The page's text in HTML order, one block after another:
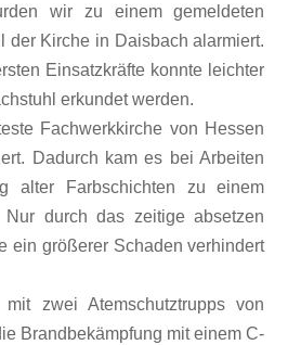
wir zu einem gemeldeten
der Kirche in Daisbach alarmiert.
Einsatzkräfte konnte leichter
erkundet werden.
Fachwerkkirche von Hessen
Dadurch kam es bei Arbeiten
alter Farbschichten zu einem
Nur durch das zeitige absetzen
ein größerer Schaden verhindert
zwei Atemschutztrupps von
Brandbekämpfung mit einem C-